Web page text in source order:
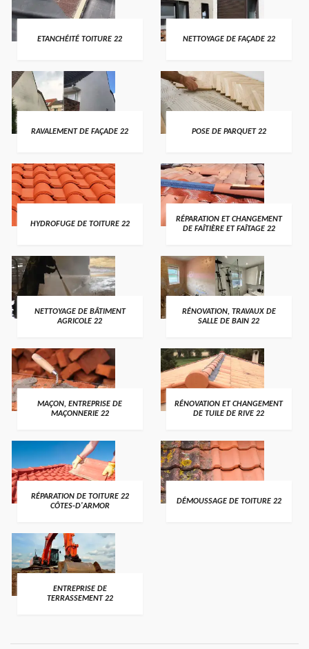
ETANCHÉITÉ TOITURE 22 NETTOYAGE DE FAÇADE 22
RAVALEMENT DE FAÇADE 22 POSE DE PARQUET 22
HYDROFUGE DE TOITURE 22
RÉPARATION ET CHANGEMENT
DE FAÎTIÈRE ET FAÎTAGE 22
NETTOYAGE DE BÂTIMENT
AGRICOLE 22
RÉNOVATION, TRAVAUX DE
SALLE DE BAIN 22
MAÇON, ENTREPRISE DE
MAÇONNERIE 22
RÉNOVATION ET CHANGEMENT
DE TUILE DE RIVE 22
RÉPARATION DE TOITURE 22
CÔTES-D'ARMOR
DÉMOUSSAGE DE TOITURE 22
ENTREPRISE DE
TERRASSEMENT 22